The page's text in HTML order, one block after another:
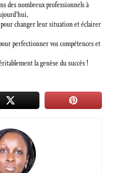
des nombreux professionnels à
changer leur situation et éclairer
perfectionner vos compétences et
la genèse du succès !